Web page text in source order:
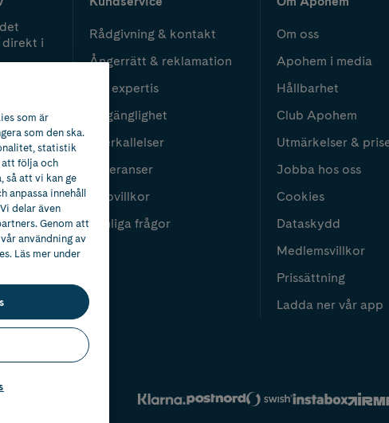
direkt i
Rådgivning & kontakt
Ångerrätt & reklamation
Vår expertis
Tillgänglighet
Återkallelser
Leveranser
Köpvillkor
Vanliga frågor
Om oss
Apohem i media
Hållbarhet
Club Apohem
Utmärkelser &
Jobba hos oss
Cookies
Dataskydd
Medlemsvillkor
Prissättning
Ladda ner vår app
som är
som den ska.
statistik
att följa och
så att vi kan ge
anpassa innehåll
delar även
Genom att
användning av
Läs mer under